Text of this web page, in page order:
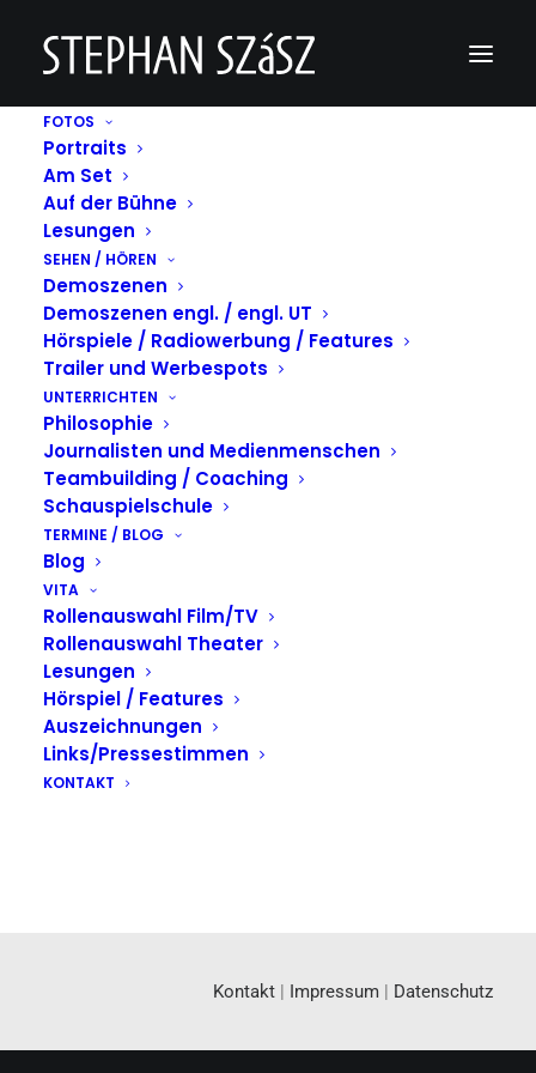
FOTOS
Portraits
Am Set
Auf der Bühne
Lesungen
SEHEN / HÖREN
Demoszenen
Demoszenen engl. / engl. UT
Hörspiele / Radiowerbung / Features
Trailer und Werbespots
UNTERRICHTEN
Philosophie
Journalisten und Medienmenschen
Teambuilding / Coaching
Schauspielschule
TERMINE / BLOG
Blog
VITA
Rollenauswahl Film/TV
Rollenauswahl Theater
Lesungen
Hörspiel / Features
Auszeichnungen
Links/Pressestimmen
KONTAKT
A2D332A8-A3F0-44A9-A336-94026C62C6C9
Home
A2D332A8-A3F0-44A9-A336-94026C62C6C9
A2D332A8-A3F0-44A9-A336-94026C62C6C9
Kontakt | Impressum | Datenschutz